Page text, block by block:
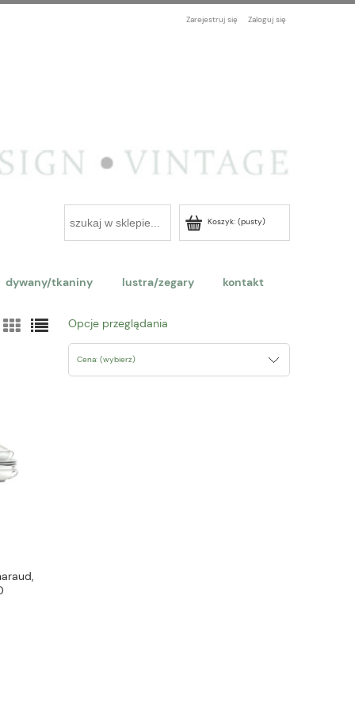
Zarejestruj się Zaloguj się
Koszyk: (pusty)
dywany/tkaniny lustra/zegary kontakt
Opcje przeglądania
Cena: (wybierz)